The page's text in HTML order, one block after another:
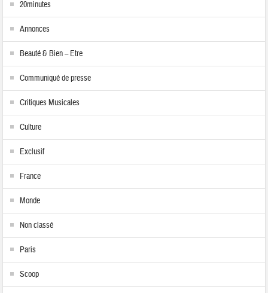
20minutes
Annonces
Beauté & Bien – Etre
Communiqué de presse
Critiques Musicales
Culture
Exclusif
France
Monde
Non classé
Paris
Scoop